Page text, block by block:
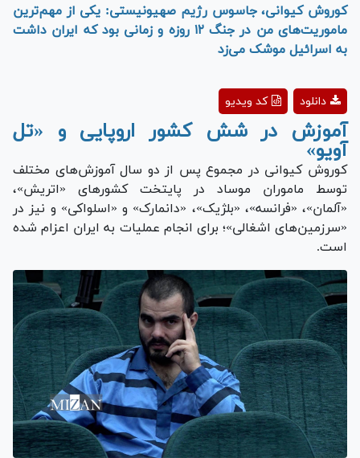
کوروش کیوانی، جاسوس رژیم صهیونیستی: یکی از مهم‌ترین
ماموریت‌های من در جنگ ۱۲ روزه و زمانی بود که ایران داشت
به اسرائیل موشک می‌زد
Play
Video
کد ویدیو دانلود
آموزش در شش کشور اروپایی و «تل
آویو»
کوروش کیوانی در مجموع پس از دو سال آموزش‌های مختلف
توسط ماموران موساد در پایتخت کشور‌های «اتریش»،
«آلمان»، «فرانسه»، «بلژیک»، «دانمارک» و «اسلواکی» و نیز در
«سرزمین‌های اشغالی»؛ برای انجام عملیات به ایران اعزام شده
است.